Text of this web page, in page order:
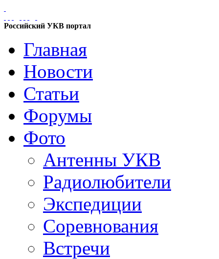
Российский УКВ портал
Главная
Новости
Статьи
Форумы
Фото
Антенны УКВ
Радиолюбители
Экспедиции
Соревнования
Встречи